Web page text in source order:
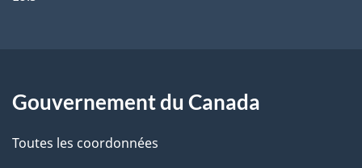
Gouvernement du Canada
Toutes les coordonnées